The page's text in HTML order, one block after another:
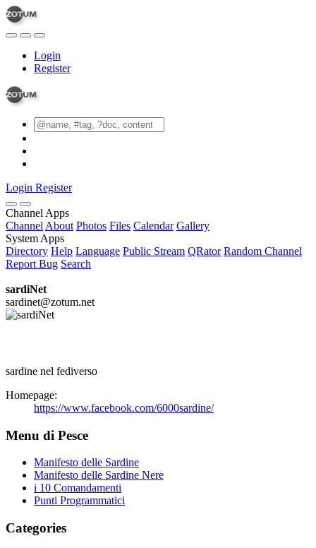
Login
Register
Login Register
Channel Apps
Channel About Photos Files Calendar Gallery
System Apps
Directory Help Language Public Stream QRator Random Channel
Report Bug Search
sardiNet
sardinet@zotum.net
sardine nel fediverso
Homepage:
https://www.facebook.com/6000sardine/
Menu di Pesce
Manifesto delle Sardine
Manifesto delle Sardine Nere
i 10 Comandamenti
Punti Programmatici
Categories